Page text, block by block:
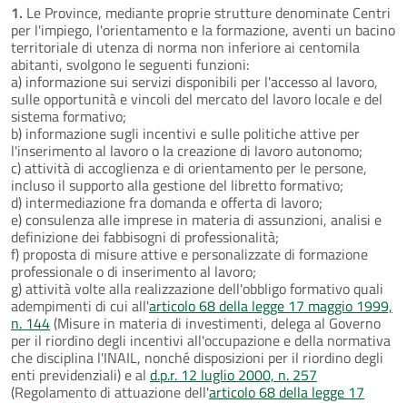
1. Le Province, mediante proprie strutture denominate Centri
per l'impiego, l'orientamento e la formazione, aventi un bacino
territoriale di utenza di norma non inferiore ai centomila
abitanti, svolgono le seguenti funzioni:
a) informazione sui servizi disponibili per l'accesso al lavoro,
sulle opportunità e vincoli del mercato del lavoro locale e del
sistema formativo;
b) informazione sugli incentivi e sulle politiche attive per
l'inserimento al lavoro o la creazione di lavoro autonomo;
c) attività di accoglienza e di orientamento per le persone,
incluso il supporto alla gestione del libretto formativo;
d) intermediazione fra domanda e offerta di lavoro;
e) consulenza alle imprese in materia di assunzioni, analisi e
definizione dei fabbisogni di professionalità;
f) proposta di misure attive e personalizzate di formazione
professionale o di inserimento al lavoro;
g) attività volte alla realizzazione dell'obbligo formativo quali
adempimenti di cui all'articolo 68 della legge 17 maggio 1999,
n. 144(Misure in materia di investimenti, delega al Governo
per il riordino degli incentivi all'occupazione e della normativa
che disciplina l'INAIL, nonché disposizioni per il riordino degli
enti previdenziali) e al d.p.r. 12 luglio 2000, n. 257
(Regolamento di attuazione dell'articolo 68 della legge 17